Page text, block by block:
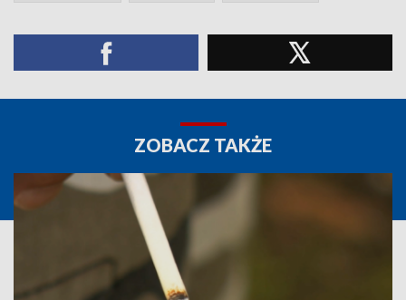
ZOBACZ TAKŻE